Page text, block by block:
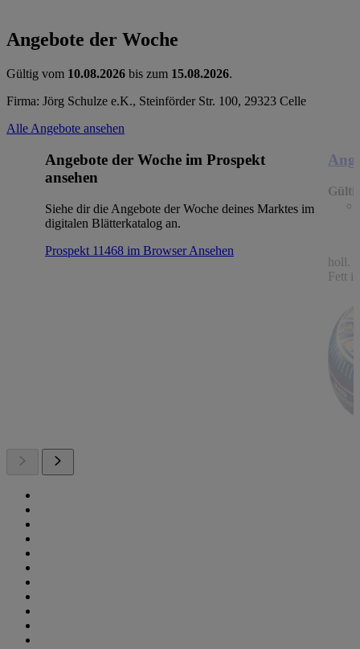
Angebote der Woche
Gültig vom 10.08.2026 bis zum 15.08.2026.
Firma: Jörg Schulze e.K., Steinförder Str. 100, 29323 Celle
Alle Angebote ansehen
Angebote der Woche im Prospekt
ansehen
Siehe dir die Angebote der Woche deines Marktes im
digitalen Blätterkatalog an.
Prospekt 11468 im BrowserAnsehen
holl.
Fett